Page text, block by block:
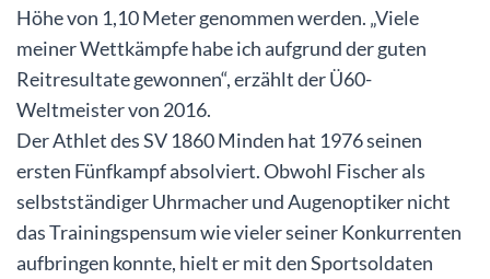
Höhe von 1,10 Meter genommen werden. „Viele
meiner Wettkämpfe habe ich aufgrund der guten
Reitresultate gewonnen“, erzählt der Ü60-
Weltmeister von 2016.
Der Athlet des SV 1860 Minden hat 1976 seinen
ersten Fünfkampf absolviert. Obwohl Fischer als
selbstständiger Uhrmacher und Augenoptiker nicht
das Trainingspensum wie vieler seiner Konkurrenten
aufbringen konnte, hielt er mit den Sportsoldaten